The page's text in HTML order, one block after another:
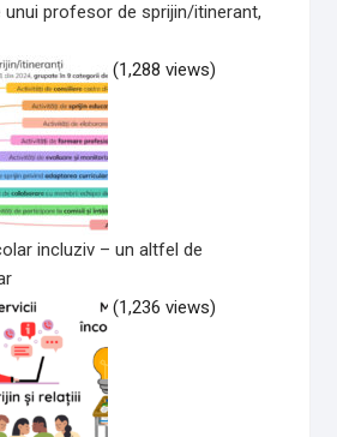
unui profesor de sprijin/itinerant,
(1,288 views)
incluziv – un altfel de
(1,236 views)